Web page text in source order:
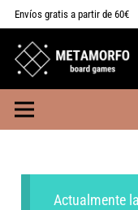
Envíos gratis a partir de 60€
Actualmente